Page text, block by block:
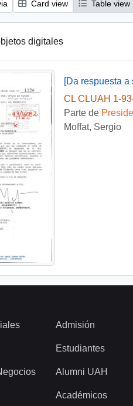
Card view Table view
digitales
[Da respuesta a
CL CLUAH 1-
Parte de
Moffat, Sergio
Admisión
Estudiantes
Alumni UAH
Académicos